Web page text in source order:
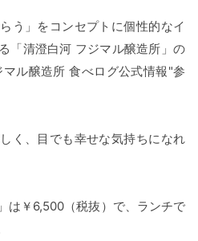
う」をコンセプトに個性的なイ
「清澄白河 フジマル醸造所」の
ル醸造所 食べログ公式情報"参
く、目でも幸せな気持ちになれ
は￥6,500（税抜）で、ランチで